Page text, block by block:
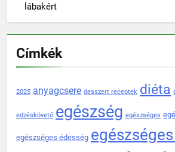
lábakért
Címkék
2025 anyagcsere desszert receptek diéta
edzéskövető egészség egészséges
egészséges édesség